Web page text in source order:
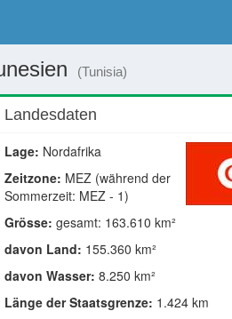
(Tunisia)
Landesdaten
Lage: Nordafrika
Zeitzone: MEZ (während der
Sommerzeit: MEZ - 1)
Grösse: gesamt: 163.610 km²
davon Land: 155.360 km²
davon Wasser: 8.250 km²
Länge der Staatsgrenze: 1.424 km